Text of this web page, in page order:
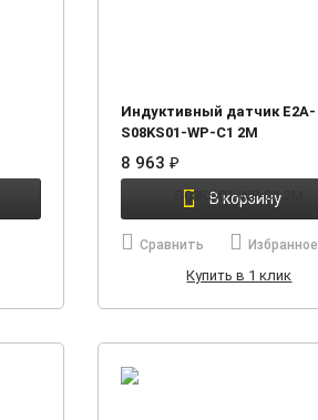
Индуктивный датчик E2A-
S08KS01-WP-C1 2M
8 963 ₽
В корзину
Сравнить Избранное
Купить в 1 клик